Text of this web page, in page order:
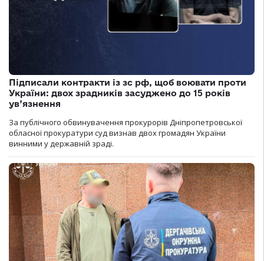
Підписали контракти із зс рф, щоб воювати проти
України: двох зрадників засуджено до 15 років
ув’язнення
За публічного обвинувачення прокурорів Дніпропетровської
обласної прокуратури суд визнав двох громадян України
винними у державній зраді.